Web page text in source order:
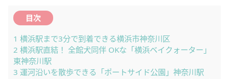
目次
1 横浜駅まで3分で到着できる横浜市神奈川区
2 横浜駅直結！ 全館犬同伴 OKな「横浜ベイクォーター」
東神奈川駅
3 運河沿いを散歩できる「ポートサイド公園」神奈川駅